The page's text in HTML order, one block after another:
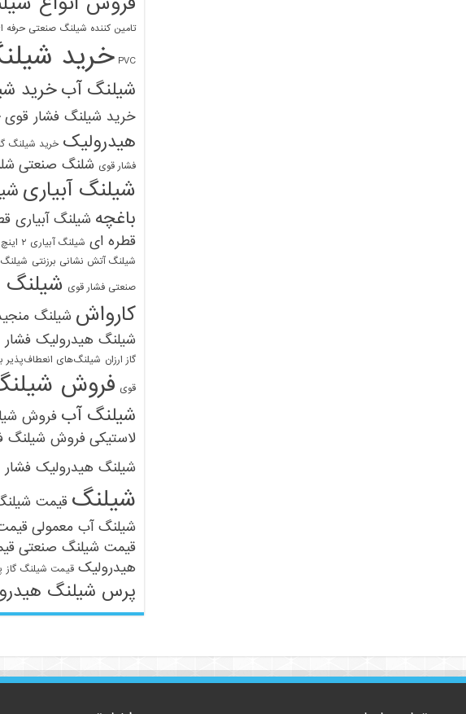
تامین کننده شیلنگ صنعتی حرفه
PVC خرید
شیلنگ آب خرید
خرید شیلنگ فشار قوی
هیدرولیک خرید شیلنگ
فشار قوی شلنگ صنعتی
شیلنگ آبیاری
باغچه شیلنگ آبیاری
قطره ای شیلنگ آبیاری ۲ اینچ شیلنگ آبیاری بارانی
شیلنگ آتش نشانی برزنتی
صنعتی فشار قوی شیلنگ
کارواش شیلنگ
شیلنگ هیدرولیک
گاز ارزان شیلنگ‌های انعطاف‌پذیر
قوی فروش
شیلنگ آب فروش
لاستیکی فروش شیلنگ
شیلنگ هیدرولیک
شیلنگ قیمت
شیلنگ آب معمولی
قیمت شیلنگ صنعتی
هیدرولیک قیمت شیلنگ گاز
پرس شیلنگ